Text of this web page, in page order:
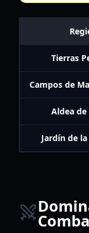
Tierras
Campos de
Aldea
Jardín de